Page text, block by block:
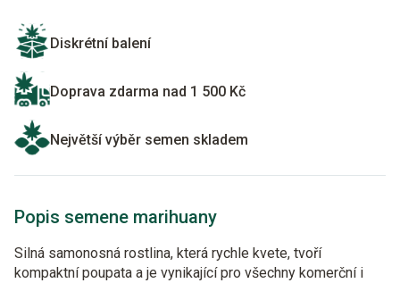
Diskrétní balení
Doprava zdarma nad 1 500 Kč
Největší výběr semen skladem
Popis semene marihuany
Silná samonosná rostlina, která rychle kvete, tvoří
kompaktní poupata a je vynikající pro všechny komerční i